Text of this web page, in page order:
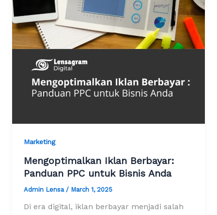
Marketing
Mengoptimalkan Iklan Berbayar:
Panduan PPC untuk Bisnis Anda
Admin Lensa / March 1, 2025
Di era digital, iklan berbayar menjadi salah